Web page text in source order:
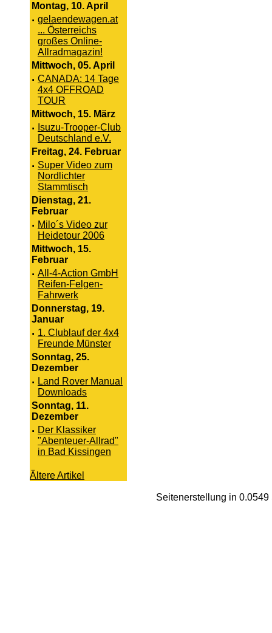
Montag, 10. April
· gelaendewagen.at
... Österreichs
großes Online-
Allradmagazin!
Mittwoch, 05. April
· CANADA: 14 Tage
4x4 OFFROAD
TOUR
Mittwoch, 15. März
· Isuzu-Trooper-Club
Deutschland e.V.
Freitag, 24. Februar
· Super Video zum
Nordlichter
Stammtisch
Dienstag, 21.
Februar
· Milo´s Video zur
Heidetour 2006
Mittwoch, 15.
Februar
· All-4-Action GmbH
Reifen-Felgen-
Fahrwerk
Donnerstag, 19.
Januar
· 1. Clublauf der 4x4
Freunde Münster
Sonntag, 25.
Dezember
· Land Rover Manual
Downloads
Sonntag, 11.
Dezember
· Der Klassiker
"Abenteuer-Allrad"
in Bad Kissingen
Ältere Artikel
Seitenerstellung in